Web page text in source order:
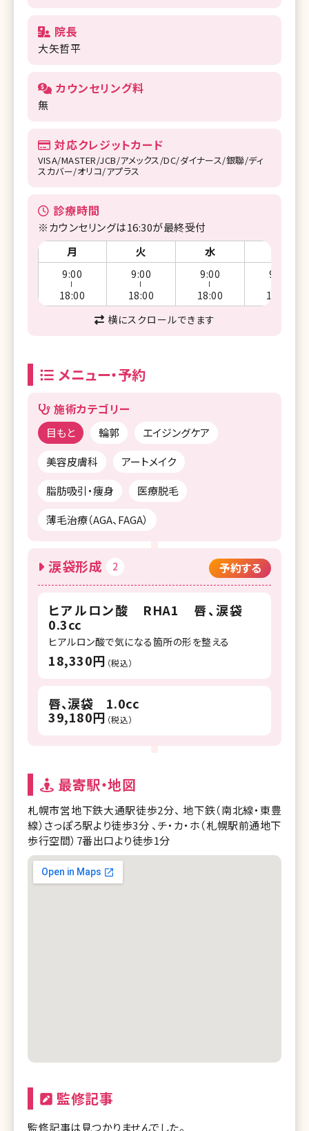
院長
大矢哲平
カウンセリング料
無
対応クレジットカード
VISA/MASTER/JCB/アメックス/DC/ダイナース/銀聯/ディ
スカバー/オリコ/アプラス
診療時間
※カウンセリングは16:30が最終受付
月
火 水
9:00
18:00
9:00
18:00
9:00
18:00
9:00
18:00
横にスクロールできます
メニュー・予約
施術カテゴリー
目もと 輪郭
エイジングケア
美容皮膚科
アートメイク
脂肪吸引・痩身
医療脱毛
薄毛治療（AGA、FAGA）
涙袋形成 2 予約する
ヒアルロン酸 RHA1 唇、涙袋
0.3cc
ヒアルロン酸で気になる箇所の形を整える
18,330円 （税込）
唇、涙袋 1.0cc
39,180円 （税込）
最寄駅・地図
札幌市営地下鉄大通駅徒歩2分、 地下鉄（南北線・東豊
線）さっぽろ駅より徒歩3分 、チ・カ・ホ（札幌駅前通地下
歩行空間）7番出口より徒歩1分
監修記事
監修記事は見つかりませんでした。